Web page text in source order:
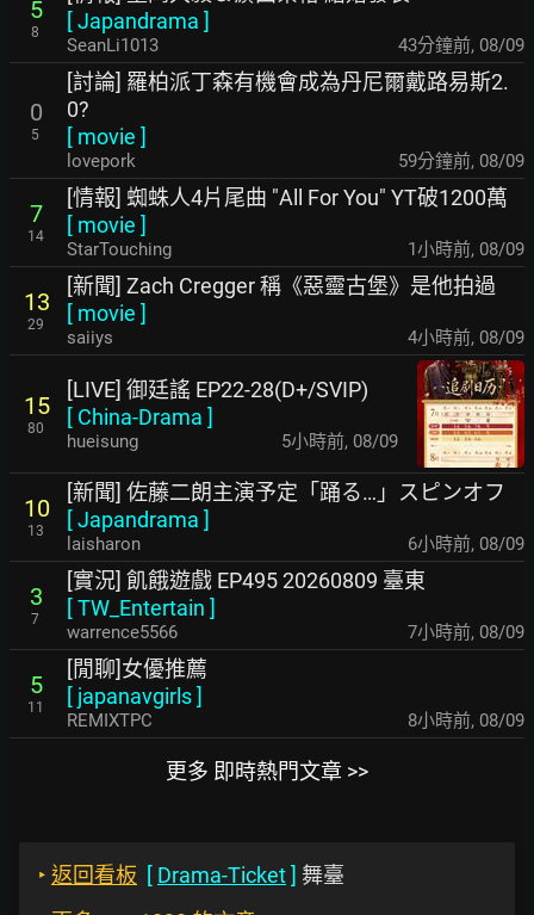
5
8
[Japandrama ]
SeanLi1013 43分鐘前, 08/09
0
5
[討論] 羅柏派丁森有機會成為丹尼爾戴路易斯2.
0?
[ movie ]
lovepork 59分鐘前, 08/09
7
14
[情報] 蜘蛛人4片尾曲 "All For You" YT破1200萬
[ movie ]
StarTouching 1小時前, 08/09
13
29
[新聞] Zach Cregger 稱《惡靈古堡》是他拍過
[ movie ]
saiiys 4小時前, 08/09
15
80
[LIVE] 御廷謠 EP22-28(D+/SVIP)
[ China-Drama ]
hueisung 5小時前, 08/09
10
13
[新聞] 佐藤二朗主演予定「踊る…」スピンオフ
[Japandrama ]
laisharon 6小時前, 08/09
3
7
[實況] 飢餓遊戲 EP495 20260809 臺東
[TW_Entertain ]
warrence5566 7小時前, 08/09
5
11
[閒聊]女優推薦
[ japanavgirls]
REMIXTPC 8小時前, 08/09
更多 即時熱門文章 >>
‣ 返回看板 [ Drama-Ticket] 舞臺